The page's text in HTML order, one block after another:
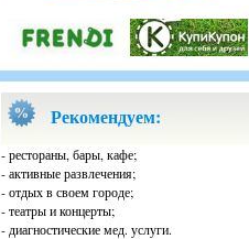
Рекомендуем:
- рестораны, бары, кафе;
- активные развлечения;
- отдых в своем городе;
- театры и концерты;
- диагностические мед. услуги.